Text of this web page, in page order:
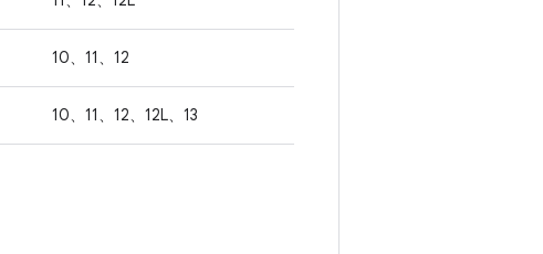
10、11、12
10、11、12、12L、13